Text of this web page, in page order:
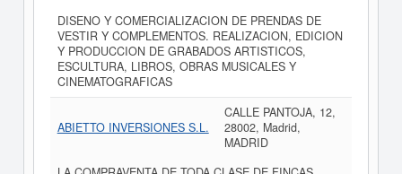
DISENO Y COMERCIALIZACION DE PRENDAS DE
VESTIR Y COMPLEMENTOS. REALIZACION, EDICION
Y PRODUCCION DE GRABADOS ARTISTICOS,
ESCULTURA, LIBROS, OBRAS MUSICALES Y
CINEMATOGRAFICAS
ABIETTO INVERSIONES S.L.
CALLE PANTOJA, 12,
28002, Madrid,
MADRID